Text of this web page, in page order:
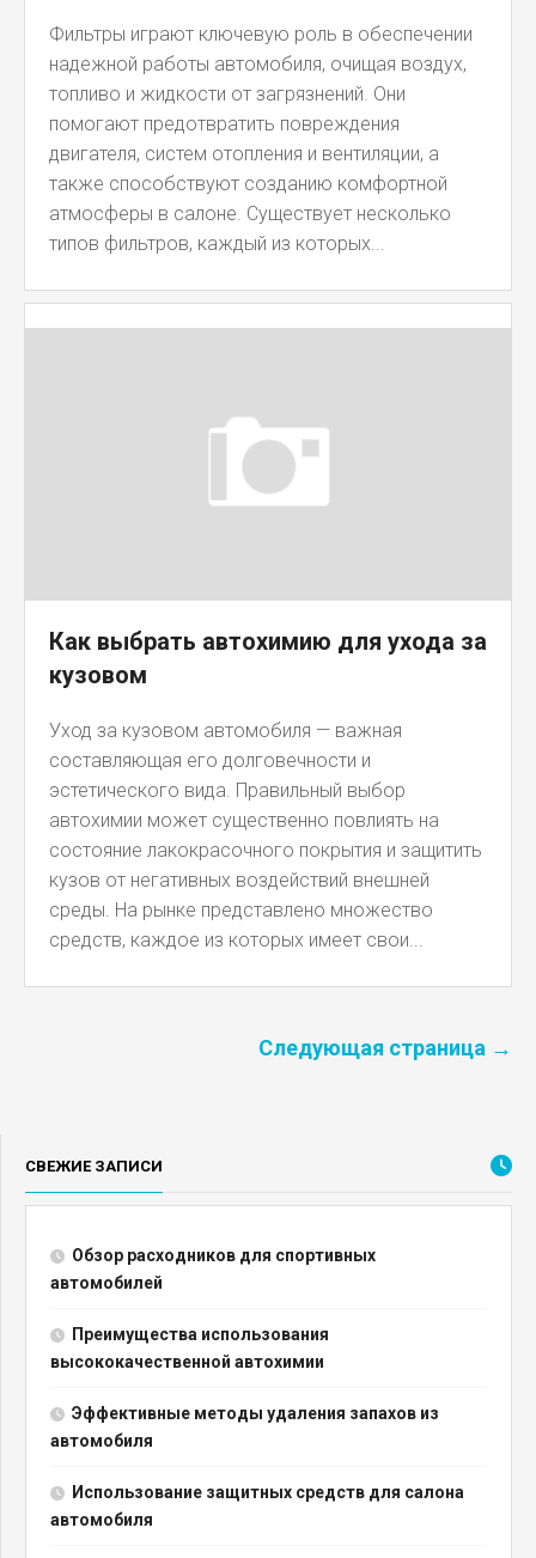
Фильтры играют ключевую роль в обеспечении
надежной работы автомобиля, очищая воздух,
топливо и жидкости от загрязнений. Они
помогают предотвратить повреждения
двигателя, систем отопления и вентиляции, а
также способствуют созданию комфортной
атмосферы в салоне. Существует несколько
типов фильтров, каждый из которых...
Как выбрать автохимию для ухода за
кузовом
Уход за кузовом автомобиля — важная
составляющая его долговечности и
эстетического вида. Правильный выбор
автохимии может существенно повлиять на
состояние лакокрасочного покрытия и защитить
кузов от негативных воздействий внешней
среды. На рынке представлено множество
средств, каждое из которых имеет свои...
Следующая страница →
СВЕЖИЕ ЗАПИСИ
Обзор расходников для спортивных
автомобилей
Преимущества использования
высококачественной автохимии
Эффективные методы удаления запахов из
автомобиля
Использование защитных средств для салона
автомобиля